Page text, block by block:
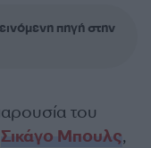
πηγή στην
του
Σικάγο Μπουλς,